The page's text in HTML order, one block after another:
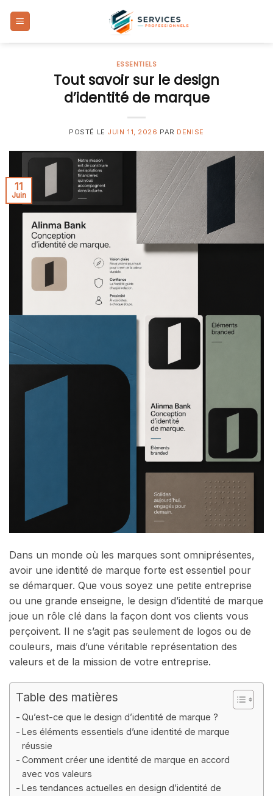
ESSENTIELS
Tout savoir sur le design
d’identité de marque
POSTÉ LE JUIN 11, 2026 PAR DENISE
11
Juin
Dans un monde où les marques sont omniprésentes,
avoir une identité de marque forte est essentiel pour
se démarquer. Que vous soyez une petite entreprise
ou une grande enseigne, le design d’identité de marque
joue un rôle clé dans la façon dont vos clients vous
perçoivent. Il ne s’agit pas seulement de logos ou de
couleurs, mais d’une véritable représentation des
valeurs et de la mission de votre entreprise.
Table des matières
Qu’est-ce que le design d’identité de marque ?
Les éléments essentiels d’une identité de marque
réussie
Comment créer une identité de marque en accord
avec vos valeurs
Les tendances actuelles en design d’identité de